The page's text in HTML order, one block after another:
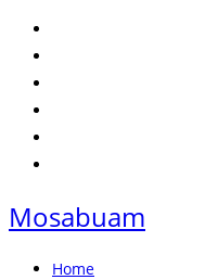
Zum
Inhalt
springen
Mosabuam
Home